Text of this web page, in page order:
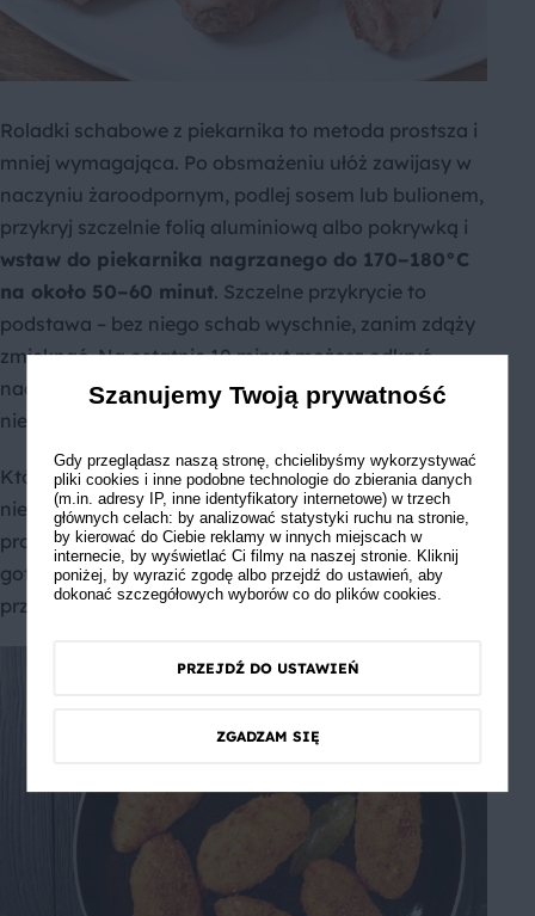
Roladki schabowe z piekarnika to metoda prostsza i
mniej wymagająca. Po obsmażeniu ułóż zawijasy w
naczyniu żaroodpornym, podlej sosem lub bulionem,
przykryj szczelnie folią aluminiową albo pokrywką i
wstaw do piekarnika nagrzanego do 170–180°C
na około 50–60 minut. Szczelne przykrycie to
podstawa – bez niego schab wyschnie, zanim zdąży
zmięknąć. Na ostatnie 10 minut możesz odkryć
naczynie, żeby roladki lekko się zarumieniły i sos
nieco zgęstniał.
Która metoda lepsza? Duszenie na kuchence daje
nieco bardziej intensywny sos i lepszą kontrolę nad
procesem. Piekarnik jest wygodniejszy, kiedy
gotujesz dużą porcję i chcesz mieć ręce wolne do
przygotowania reszty obiadu.
Szanujemy Twoją prywatność
Gdy przeglądasz naszą stronę, chcielibyśmy wykorzystywać
pliki cookies i inne podobne technologie do zbierania danych
(m.in. adresy IP, inne identyfikatory internetowe) w trzech
głównych celach: by analizować statystyki ruchu na stronie,
by kierować do Ciebie reklamy w innych miejscach w
internecie, by wyświetlać Ci filmy na naszej stronie. Kliknij
poniżej, by wyrazić zgodę albo przejdź do ustawień, aby
dokonać szczegółowych wyborów co do plików cookies.
PRZEJDŹ DO USTAWIEŃ
ZGADZAM SIĘ